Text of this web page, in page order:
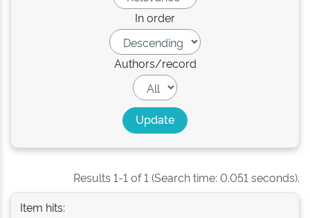
In order
Authors/record
Results 1-1 of 1 (Search time: 0.051 seconds).
Item hits: